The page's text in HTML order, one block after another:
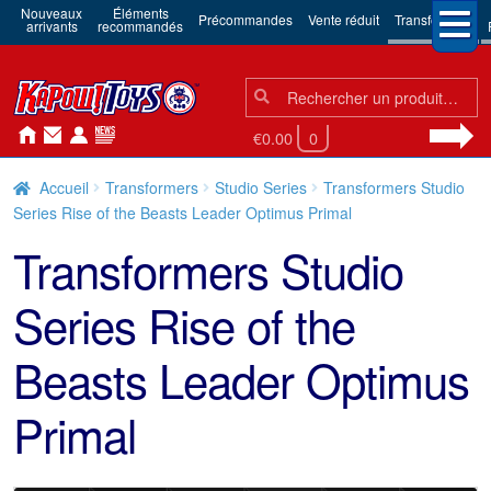
Nouveaux
arrivants
Éléments
recommandés Précommandes Vente réduit Transformers
Chercher:
Chercher
€0.00 0
Accueil Transformers Studio Series
Transformers Studio
Series Rise of the Beasts Leader Optimus Primal
Transformers Studio
Series Rise of the
Beasts Leader Optimus
Primal